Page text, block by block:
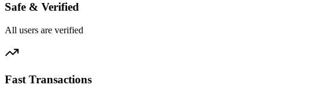
Safe & Verified
All users are verified
Fast Transactions